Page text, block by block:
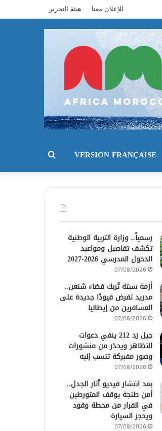
للإعلان معنا هيئة التحرير
VERSION FRANÇAISE بحث
رسمياً.. وزارة التربية الوطنية
تكشف تفاصيل ومواعيد
الدخول المدرسي 2026-2027
07/08/2026
أزمة سبتة تُربك فضاء شنغن..
مدريد تفرض قيودًا جديدة على
المسافرين من إيطاليا
07/08/2026
جيل زد 212 ينفي دعوات
التظاهر ويحذر من منشورات
وصور مفبركة تنسب إليه
07/08/2026
بعد انتشار فيديو أثار الجدل..
أمن طنجة يوقف المتورطين
في الفرار من محطة وقود
ويحجز السيارة
07/08/2026